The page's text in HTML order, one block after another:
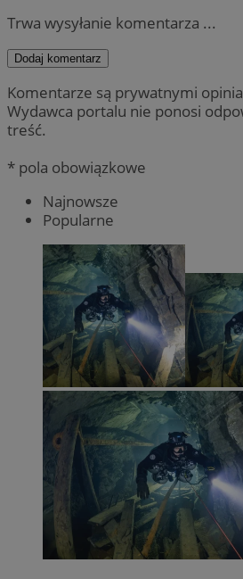
Trwa wysyłanie komentarza ...
Dodaj komentarz
Komentarze są prywatnymi
Wydawca portalu nie ponosi
treść.
* pola obowiązkowe
Najnowsze
Popularne